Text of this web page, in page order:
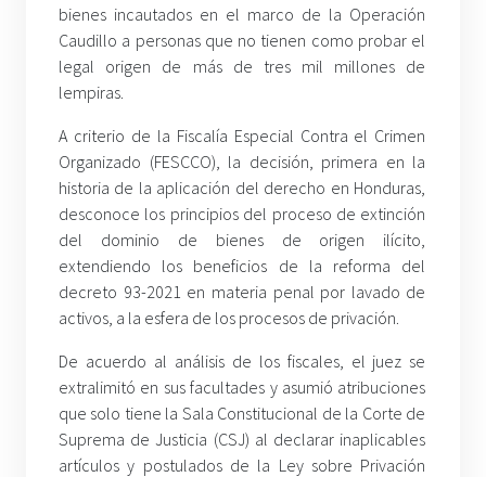
bienes incautados en el marco de la Operación
Caudillo a personas que no tienen como probar el
legal origen de más de tres mil millones de
lempiras.
A criterio de la Fiscalía Especial Contra el Crimen
Organizado (FESCCO), la decisión, primera en la
historia de la aplicación del derecho en Honduras,
desconoce los principios del proceso de extinción
del dominio de bienes de origen ilícito,
extendiendo los beneficios de la reforma del
decreto 93-2021 en materia penal por lavado de
activos, a la esfera de los procesos de privación.
De acuerdo al análisis de los fiscales, el juez se
extralimitó en sus facultades y asumió atribuciones
que solo tiene la Sala Constitucional de la Corte de
Suprema de Justicia (CSJ) al declarar inaplicables
artículos y postulados de la Ley sobre Privación